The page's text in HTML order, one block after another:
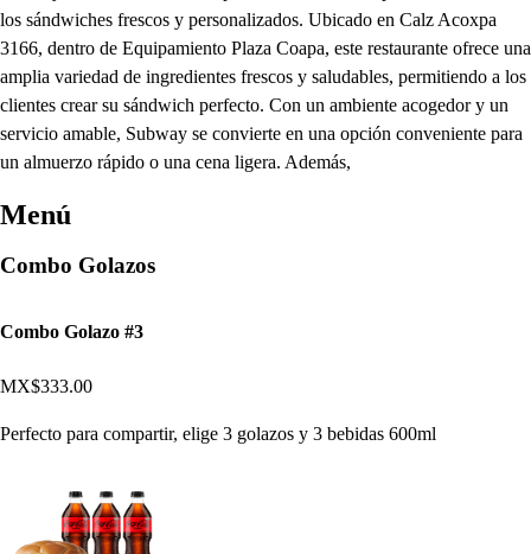
los sándwiches frescos y personalizados. Ubicado en Calz Acoxpa
3166, dentro de Equipamiento Plaza Coapa, este restaurante ofrece una
amplia variedad de ingredientes frescos y saludables, permitiendo a los
clientes crear su sándwich perfecto. Con un ambiente acogedor y un
servicio amable, Subway se convierte en una opción conveniente para
un almuerzo rápido o una cena ligera. Además,
Menú
Combo Golazos
Combo Golazo #3
MX$333.00
Perfecto para compartir, elige 3 golazos y 3 bebidas 600ml